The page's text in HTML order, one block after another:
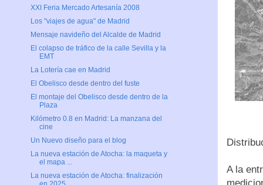
A la
XXI Feria Mercado Artesanía 2008
Los "viajes de agua" de Madrid
Mensaje navideño del Alcalde de Madrid
El colapso de tráfico de la calle Sevilla y la
EMT
La Lotería cae en Madrid
El Obelisco desde dentro del fuste
El montaje del Obelisco desde dentro de la
Plaza
Kilómetro 0.8 en Madrid: La manzana del
cine
Un Nuevo diseño para el blog
La nueva estación de Atocha: la maqueta y
el mapa ...
La nueva estación de Atocha: finalización